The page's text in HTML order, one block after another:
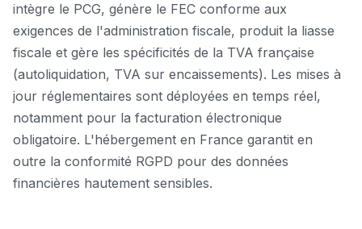
intègre le PCG, génère le FEC conforme aux
exigences de l'administration fiscale, produit la liasse
fiscale et gère les spécificités de la TVA française
(autoliquidation, TVA sur encaissements). Les mises à
jour réglementaires sont déployées en temps réel,
notamment pour la facturation électronique
obligatoire. L'hébergement en France garantit en
outre la conformité RGPD pour des données
financières hautement sensibles.